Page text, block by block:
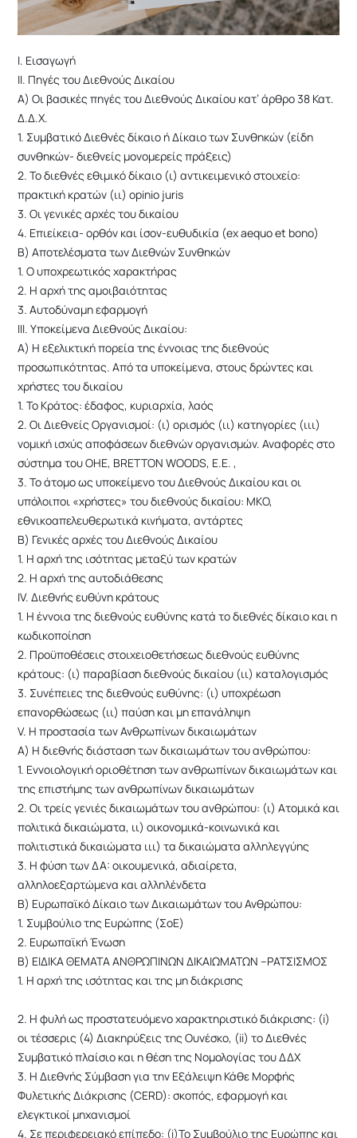
Ι. Εισαγωγή
ΙΙ. Πηγές του Διεθνούς Δικαίου
Α) Οι βασικές πηγές του Διεθνούς Δικαίου κατ’ άρθρο 38 Κατ.
Δ.Δ.Χ.
1. Συμβατικό Διεθνές δίκαιο ή Δίκαιο των Συνθηκών (είδη
συνθηκών- διεθνείς μονομερείς πράξεις)
2. Το διεθνές εθιμικό δίκαιο (ι) αντικειμενικό στοιχείο:
πρακτική κρατών (ιι) opinio juris
3. Οι γενικές αρχές του δικαίου
4. Επιείκεια- ορθόν και ίσον-ευθυδικία (ex aequo et bono)
Β) Αποτελέσματα των Διεθνών Συνθηκών
1. Ο υποχρεωτικός χαρακτήρας
2. Η αρχή της αμοιβαιότητας
3. Αυτοδύναμη εφαρμογή
ΙΙΙ. Υποκείμενα Διεθνούς Δικαίου:
Α) Η εξελικτική πορεία της έννοιας της διεθνούς
προσωπικότητας. Από τα υποκείμενα, στους δρώντες και
χρήστες του δικαίου
1. Το Κράτος: έδαφος, κυριαρχία, λαός
2. Οι Διεθνείς Οργανισμοί: (ι) ορισμός (ιι) κατηγορίες (ιιι)
νομική ισχύς αποφάσεων διεθνών οργανισμών. Αναφορές στο
σύστημα του ΟΗΕ, BRETTON WOODS, Ε.Ε. ,
3. Το άτομο ως υποκείμενο του Διεθνούς Δικαίου και οι
υπόλοιποι «χρήστες» του διεθνούς δικαίου: ΜΚΟ,
εθνικοαπελευθερωτικά κινήματα, αντάρτες
Β) Γενικές αρχές του Διεθνούς Δικαίου
1. Η αρχή της ισότητας μεταξύ των κρατών
2. Η αρχή της αυτοδιάθεσης
IV. Διεθνής ευθύνη κράτους
1. Η έννοια της διεθνούς ευθύνης κατά το διεθνές δίκαιο και η
κωδικοποίηση
2. Προϋποθέσεις στοιχειοθετήσεως διεθνούς ευθύνης
κράτους: (ι) παραβίαση διεθνούς δικαίου (ιι) καταλογισμός
3. Συνέπειες της διεθνούς ευθύνης: (ι) υποχρέωση
επανορθώσεως (ιι) παύση και μη επανάληψη
V. Η προστασία των Ανθρωπίνων δικαιωμάτων
Α) Η διεθνής διάσταση των δικαιωμάτων του ανθρώπου:
1. Εννοιολογική οριοθέτηση των ανθρωπίνων δικαιωμάτων και
της επιστήμης των ανθρωπίνων δικαιωμάτων
2. Οι τρείς γενιές δικαιωμάτων του ανθρώπου: (ι) Ατομικά και
πολιτικά δικαιώματα, ιι) οικονομικά-κοινωνικά και
πολιτιστικά δικαιώματα ιιι) τα δικαιώματα αλληλεγγύης
3. Η φύση των ΔΑ: οικουμενικά, αδιαίρετα,
αλληλοεξαρτώμενα και αλληλένδετα
Β) Ευρωπαϊκό Δίκαιο των Δικαιωμάτων του Ανθρώπου:
1. Συμβούλιο της Ευρώπης (ΣοΕ)
2. Ευρωπαϊκή Ένωση
Β) ΕΙΔΙΚΑ ΘΕΜΑΤΑ ΑΝΘΡΩΠΙΝΩΝ ΔΙΚΑΙΩΜΑΤΩΝ –ΡΑΤΣΙΣΜΟΣ
1. Η αρχή της ισότητας και της μη διάκρισης
2. Η φυλή ως προστατευόμενο χαρακτηριστικό διάκρισης: (i)
οι τέσσερις (4) Διακηρύξεις της Ουνέσκο, (ii) το Διεθνές
Συμβατικό πλαίσιο και η θέση της Νομολογίας του ΔΔΧ
3. Η Διεθνής Σύμβαση για την Εξάλειψη Κάθε Μορφής
Φυλετικής Διάκρισης (CERD): σκοπός, εφαρμογή και
ελεγκτικοί μηχανισμοί
4. Σε περιφερειακό επίπεδο: (i)Το Συμβούλιο της Ευρώπης και